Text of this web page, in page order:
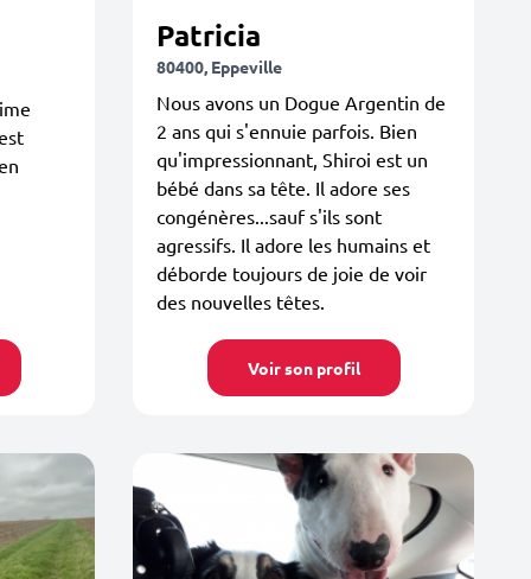
Patricia
80400, Eppeville
Nous avons un Dogue Argentin de
2 ans qui s'ennuie parfois. Bien
qu'impressionnant, Shiroi est un
bébé dans sa tête. Il adore ses
congénères...sauf s'ils sont
agressifs. Il adore les humains et
déborde toujours de joie de voir
des nouvelles têtes.
Voir son profil